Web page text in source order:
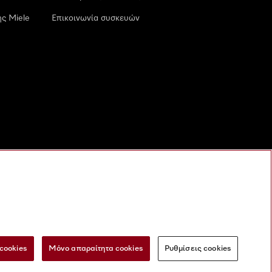
Miele Επικοινωνία συσκευών
ψηφιακές υπηρεσίες Φόρμα Υπαναχώρησης
Μόνο απαραίτητα cookies Ρυθμίσεις cookies